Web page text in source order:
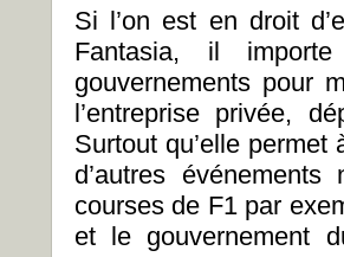
Si l’on est en droit
Fantasia, il
gouvernements pour
l’entreprise privée,
Surtout qu’elle
d’autres
courses de F1 par
et le gouvernement